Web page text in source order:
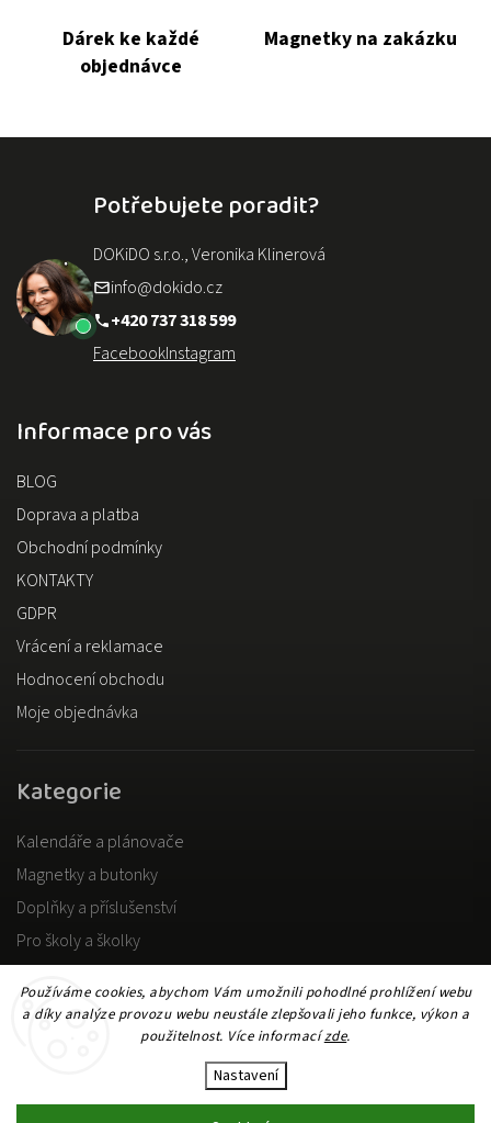
Používáme cookies, abychom Vám umožnili pohodlné prohlížení webu
a díky analýze provozu webu neustále zlepšovali jeho funkce, výkon a
použitelnost. Více informacízde.
Nastavení
Dárek ke každé
objednávce
Magnetky na zakázku
Kategorie
Kalendáře a plánovače
Magnetky a butonky
Doplňky a příslušenství
Pro školy a školky
Informace pro vás
BLOG
Doprava a platba
Obchodní podmínky
KONTAKTY
GDPR
Vrácení a reklamace
Hodnocení obchodu
Moje objednávka
Potřebujete poradit?
DOKiDO s.r.o., Veronika Klinerová
info@dokido.cz
+420 737 318 599
FacebookInstagram
Copyright 2026DOKiDO. Všechna práva vyhrazena.
Upravit nastavení cookies